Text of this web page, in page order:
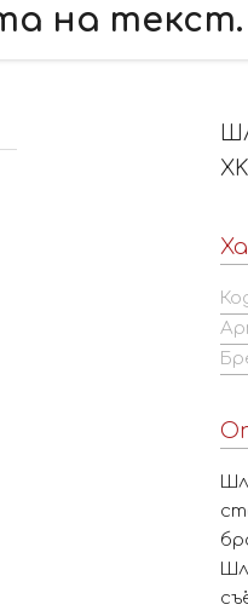
на текст.